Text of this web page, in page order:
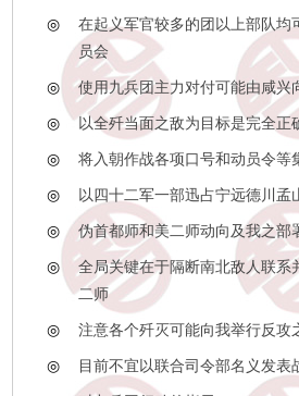
◎
在起义军官较多的团以上部队均
员会
◎ 使用九兵团主力对付可能由咸兴
◎ 以全歼当面之敌为目标是完全正
◎ 将入朝作战各项口号和动员令等
◎ 以四十二军一部迅占宁远德川孟
◎ 伪首都师和美二师动向及我之部
◎
全局关键在于隔断南北敌人联系
二师
◎ 注意各个歼灭可能向我举行反攻
◎ 目前不宜以联合司令部名义发表